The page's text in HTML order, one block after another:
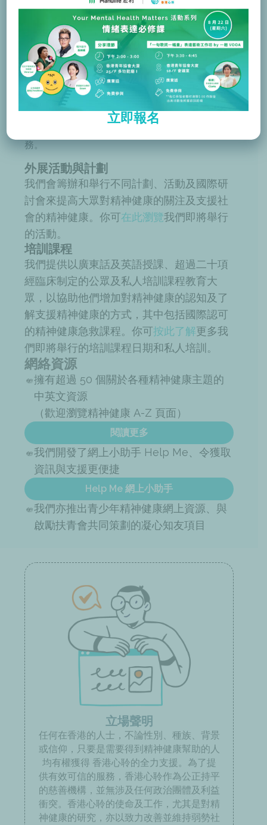
精神健康支援服務
社區心活指南（iACT®）計劃為正經歷焦慮和抑
鬱等輕微至中等精神健康困擾的人士提供免費、
短期及低密度介入的一對一支援服務，並為心理
健康主任提供培訓及臨床實習，確保服務質素。
iACT 計劃建基於「接納與承諾治療」
（Acceptance and Commitment Therapy;
ACT）的原則，當中經過嚴格的評估和研究以確
保計劃質素及成效，現可透過網上報名
務。
外展活動與計劃
我們會籌辦和舉行不同計劃、活動及國際研
討會來提高大眾對精神健康的關注及支援社
會的精神健康。你可在此瀏覽我們即將舉行
的活動。
培訓課程
我們提供以廣東話及英語授課、超過二十項
經臨床制定的公眾及私人培訓課程教育大
眾，以協助他們增加對精神健康的認知及了
解支援精神健康的方式，其中包括國際認可
的精神健康急救課程。你可按此了解更多我
們即將舉行的培訓課程日期和私人培訓。
網絡資源
擁有超過 50 個關於各種精神健康主題的
中英文資源
（歡迎瀏覽精神健康 A-Z 頁面）
閱讀更多
我們開發了網上小助手 Help Me、令獲取
資訊與支援更便捷
Help Me 網上小助手
我們亦推出青少年精神健康網上資源、與
啟勵扶青會共同策劃的凝心知友項目
立場聲明
任何在香港的人士，不論性別、種族、背景
或信仰，只要是需要得到精神健康幫助的人
均有權獲得 香港心聆的全力支援。為了提
供有效可信的服務，香港心聆作為公正持平
的慈善機構，並無涉及任何政治團體及利益
衝突。香港心聆的使命及工作，尤其是對精
神健康的研究，亦以致力改善並維持弱勢社
立即報名